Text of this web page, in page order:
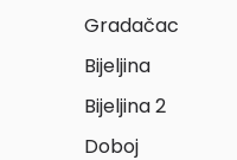
Gradačac
Bijeljina
Bijeljina 2
Doboj